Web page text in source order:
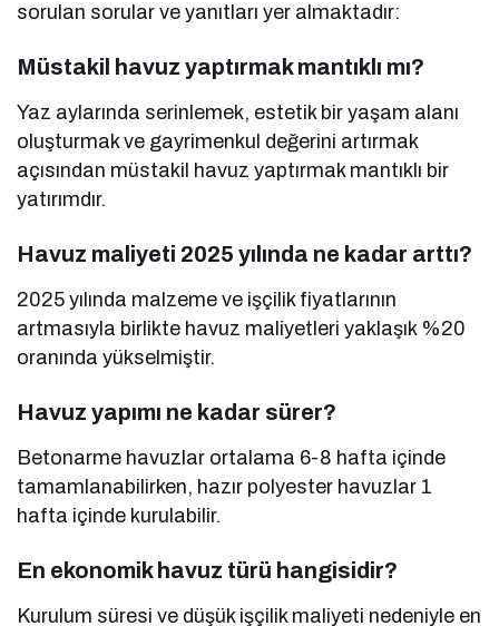
sorulan sorular ve yanıtları yer almaktadır:
Müstakil havuz yaptırmak mantıklı mı?
Yaz aylarında serinlemek, estetik bir yaşam alanı
oluşturmak ve gayrimenkul değerini artırmak
açısından müstakil havuz yaptırmak mantıklı bir
yatırımdır.
Havuz maliyeti 2025 yılında ne kadar arttı?
2025 yılında malzeme ve işçilik fiyatlarının
artmasıyla birlikte havuz maliyetleri yaklaşık %20
oranında yükselmiştir.
Havuz yapımı ne kadar sürer?
Betonarme havuzlar ortalama 6-8 hafta içinde
tamamlanabilirken, hazır polyester havuzlar 1
hafta içinde kurulabilir.
En ekonomik havuz türü hangisidir?
Kurulum süresi ve düşük işçilik maliyeti nedeniyle en